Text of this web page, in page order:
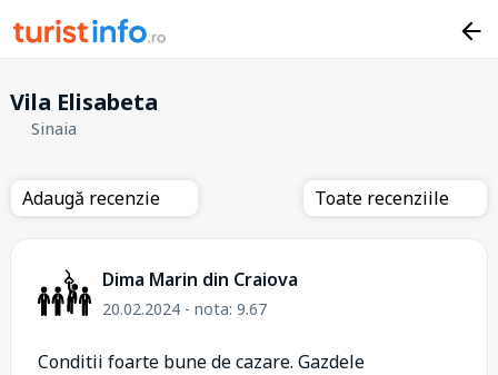
Vila Elisabeta
Sinaia
Adaugă recenzie Toate recenziile
Dima Marin din Craiova
20.02.2024 - nota: 9.67
Conditii foarte bune de cazare. Gazdele